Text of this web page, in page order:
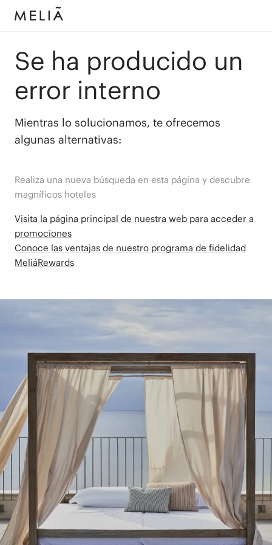
Se ha producido un
error interno
Mientras lo solucionamos, te ofrecemos
algunas alternativas:
Realiza una nueva búsqueda en esta página y descubre
magníficos hoteles
Visita la página principal de nuestra web para acceder a
promociones
Conoce las ventajas de nuestro programa de fidelidad
MeliáRewards